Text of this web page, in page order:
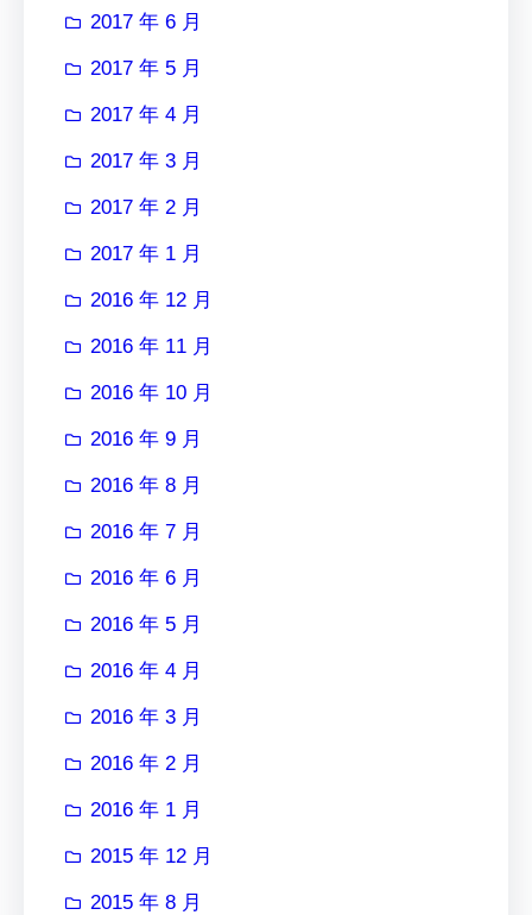
2017 年 6 月
2017 年 5 月
2017 年 4 月
2017 年 3 月
2017 年 2 月
2017 年 1 月
2016 年 12 月
2016 年 11 月
2016 年 10 月
2016 年 9 月
2016 年 8 月
2016 年 7 月
2016 年 6 月
2016 年 5 月
2016 年 4 月
2016 年 3 月
2016 年 2 月
2016 年 1 月
2015 年 12 月
2015 年 8 月